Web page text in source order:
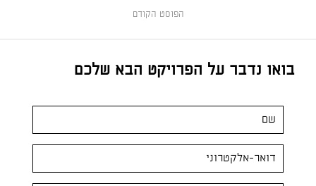
הפוסט הקודם
בואו נדבר על הפרויקט הבא שלכם